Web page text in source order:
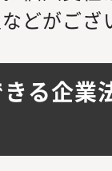
どがござ
る企業